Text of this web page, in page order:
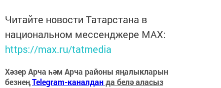
Читайте новости Татарстана в
национальном мессенджере MАХ:
https://max.ru/tatmedia
Хәзер Арча һәм Арча районы яңалыкларын
безнеңTelegram-каналданда белә аласыз